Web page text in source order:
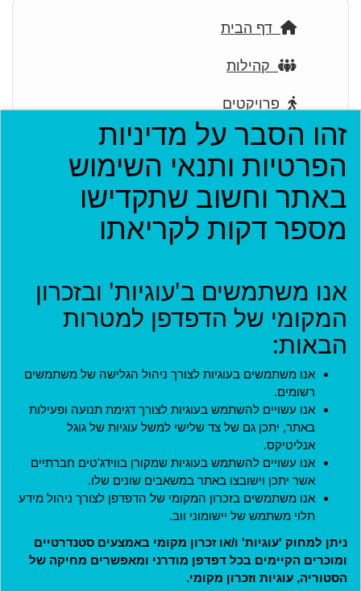
זהו הסבר על מדיניות
הפרטיות ותנאי השימוש
באתר וחשוב שתקדישו
מספר דקות לקריאתו
אנו משתמשים ב'עוגיות' ובזכרון
המקומי של הדפדפן למטרות
הבאות:
אנו משתמשים בעוגיות לצורך ניהול הגלישה של משתמשים
רשומים.
אנו עשויים להשתמש בעוגיות לצורך דגימת תנועה ופעילות
באתר, יתכן גם של צד שלישי למשל עוגיות של גוגל
אנליטיקס.
אנו עשויים להשתמש בעוגיות שמקורן בווידג'טים חברתיים
אשר יתכן וישובצו באתר במשאבים שונים שלו.
אנו משתמשים בזכרון המקומי של הדפדפן לצורך ניהול מידע
תלוי משתמש של יישומוני ווב.
ניתן למחוק 'עוגיות' ו/או זכרון מקומי באמצעים סטנדרטיים
ומוכרים הקיימים בכל דפדפן מודרני ומאפשרים מחיקה של
הסטוריה, עוגיות וזכרון מקומי.
דף הבית
קהילות
פרויקטים
ארגונים
בתי עסק
אירועים
כניסה
שם משתמש
שם המשתמש שהוגדר בעת הרישום לאתר.
סיסמה*
קוד מנהל
למנהלים בלבד. משתמשים אחרים יכולים להתעלם משדה זה.